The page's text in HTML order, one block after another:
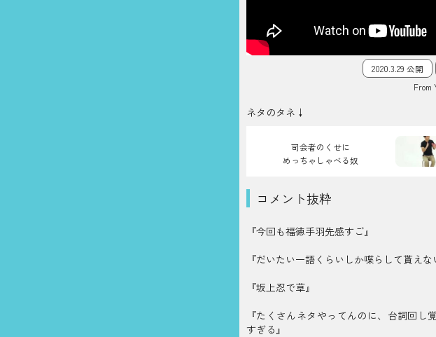
2020.3.29 公開
From
ネタのタネ↓
司会者のくせに
めっちゃしゃべる奴
コメント抜粋
『今回も福徳手羽先感すご』
『だいたい一語くらいしか喋らして貰え
『坂上忍で草』
『たくさんネタやってんのに、台詞回し
すぎる』